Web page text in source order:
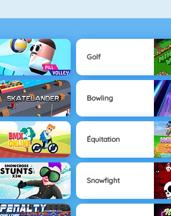
Golf
Bowling
Équitation
Snowfight